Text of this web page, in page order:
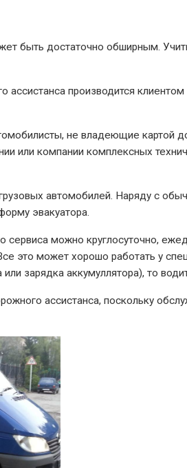
быть достаточно обширным.
ассистанса производится
не владеющие
или компании комплексных
автомобилей. Наряду с
эвакуатора.
сервиса можно круглосуточно,
может хорошо работать у
или зарядка аккумуллятора), то
ассистанса, поскольку